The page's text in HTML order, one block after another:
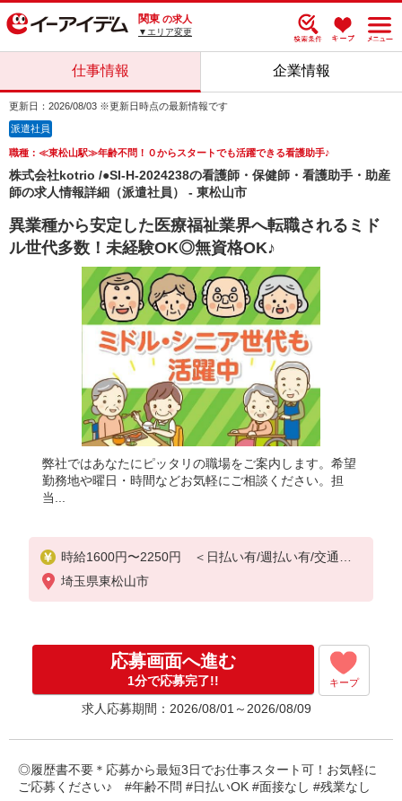
関東 の求人
▼エリア変更
仕事情報 企業情報
更新日：2026/08/03 ※更新日時点の最新情報です
派遣社員
職種：≪東松山駅≫年齢不問！０からスタートでも活躍できる看護助手♪
株式会社kotrio /●SI-H-2024238の看護師・保健師・看護助手・助産
師の求人情報詳細（派遣社員） - 東松山市
異業種から安定した医療福祉業界へ転職されるミド
ル世代多数！未経験OK◎無資格OK♪
弊社ではあなたにピッタリの職場をご案内します。希望
勤務地や曜日・時間などお気軽にご相談ください。担
当...
時給1600円〜2250円 ＜日払い有/週払い有/交通費
全支給(ガソリン代含む)＞
埼玉県東松山市
応募画面へ進む
1分で応募完了!! キープ
求人応募期間：2026/08/01～2026/08/09
◎履歴書不要＊応募から最短3日でお仕事スタート可！お気軽に
ご応募ください♪ #年齢不問 #日払いOK #面接なし #残業なし